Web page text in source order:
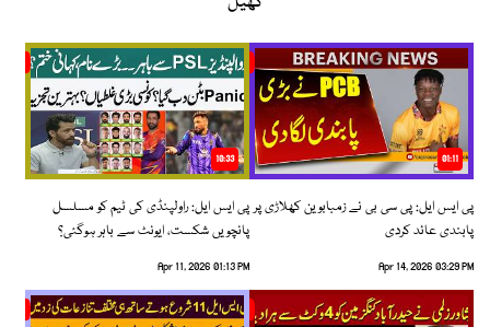
01:11
پی ایس ایل: پی سی بی نے زمبابوین کھلاڑی پر
پابندی عائد کردی
Apr 14, 2026 03:29 PM
10:33
پی ایس ایل: راولپنڈی کی ٹیم کو مسلسل
پانچویں شکست، ایونٹ سے باہر ہوگئی؟
Apr 11, 2026 01:13 PM